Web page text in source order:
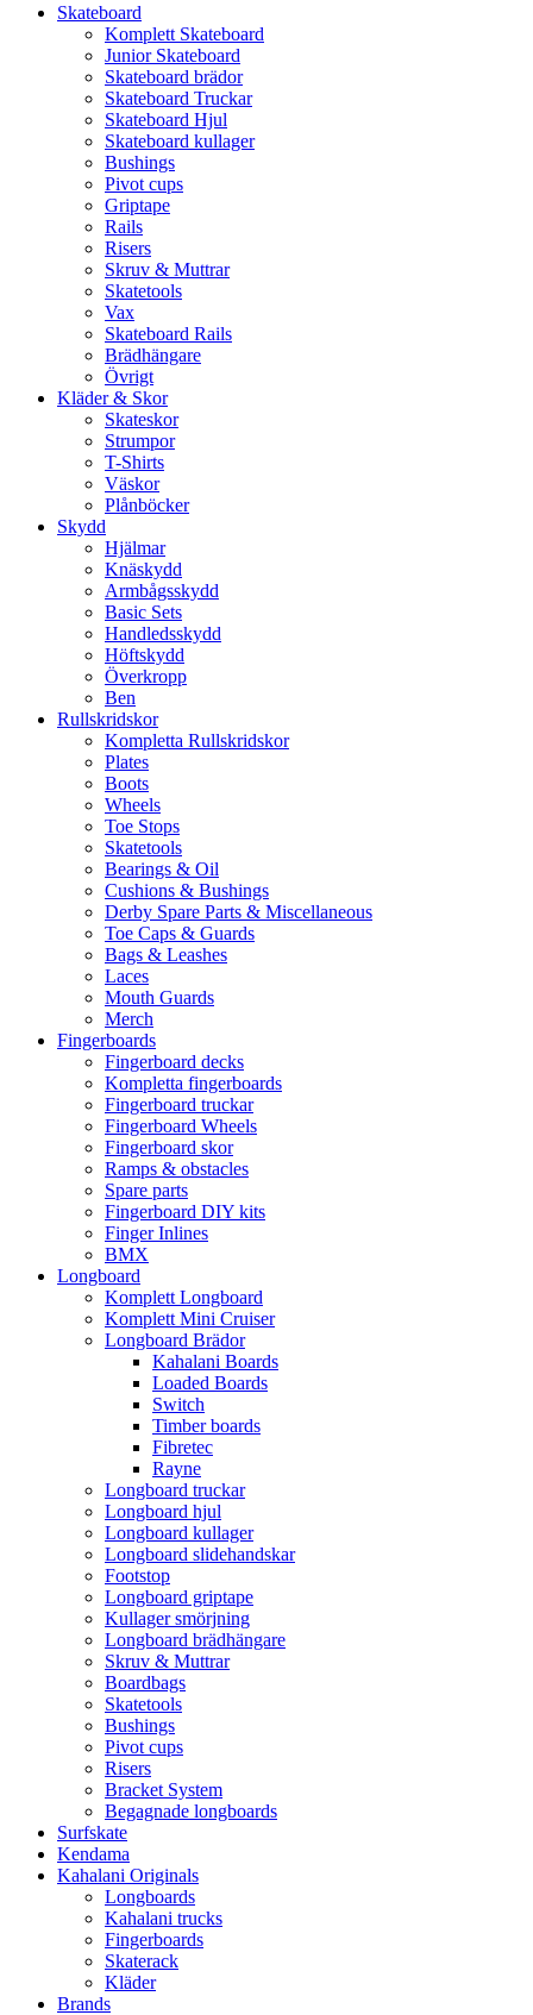
Skateboard
Komplett Skateboard
Junior Skateboard
Skateboard brädor
Skateboard Truckar
Skateboard Hjul
Skateboard kullager
Bushings
Pivot cups
Griptape
Rails
Risers
Skruv & Muttrar
Skatetools
Vax
Skateboard Rails
Brädhängare
Övrigt
Kläder & Skor
Skateskor
Strumpor
T-Shirts
Väskor
Plånböcker
Skydd
Hjälmar
Knäskydd
Armbågsskydd
Basic Sets
Handledsskydd
Höftskydd
Överkropp
Ben
Rullskridskor
Kompletta Rullskridskor
Plates
Boots
Wheels
Toe Stops
Skatetools
Bearings & Oil
Cushions & Bushings
Derby Spare Parts & Miscellaneous
Toe Caps & Guards
Bags & Leashes
Laces
Mouth Guards
Merch
Fingerboards
Fingerboard decks
Kompletta fingerboards
Fingerboard truckar
Fingerboard Wheels
Fingerboard skor
Ramps & obstacles
Spare parts
Fingerboard DIY kits
Finger Inlines
BMX
Longboard
Komplett Longboard
Komplett Mini Cruiser
Longboard Brädor
Kahalani Boards
Loaded Boards
Switch
Timber boards
Fibretec
Rayne
Longboard truckar
Longboard hjul
Longboard kullager
Longboard slidehandskar
Footstop
Longboard griptape
Kullager smörjning
Longboard brädhängare
Skruv & Muttrar
Boardbags
Skatetools
Bushings
Pivot cups
Risers
Bracket System
Begagnade longboards
Surfskate
Kendama
Kahalani Originals
Longboards
Kahalani trucks
Fingerboards
Skaterack
Kläder
Brands